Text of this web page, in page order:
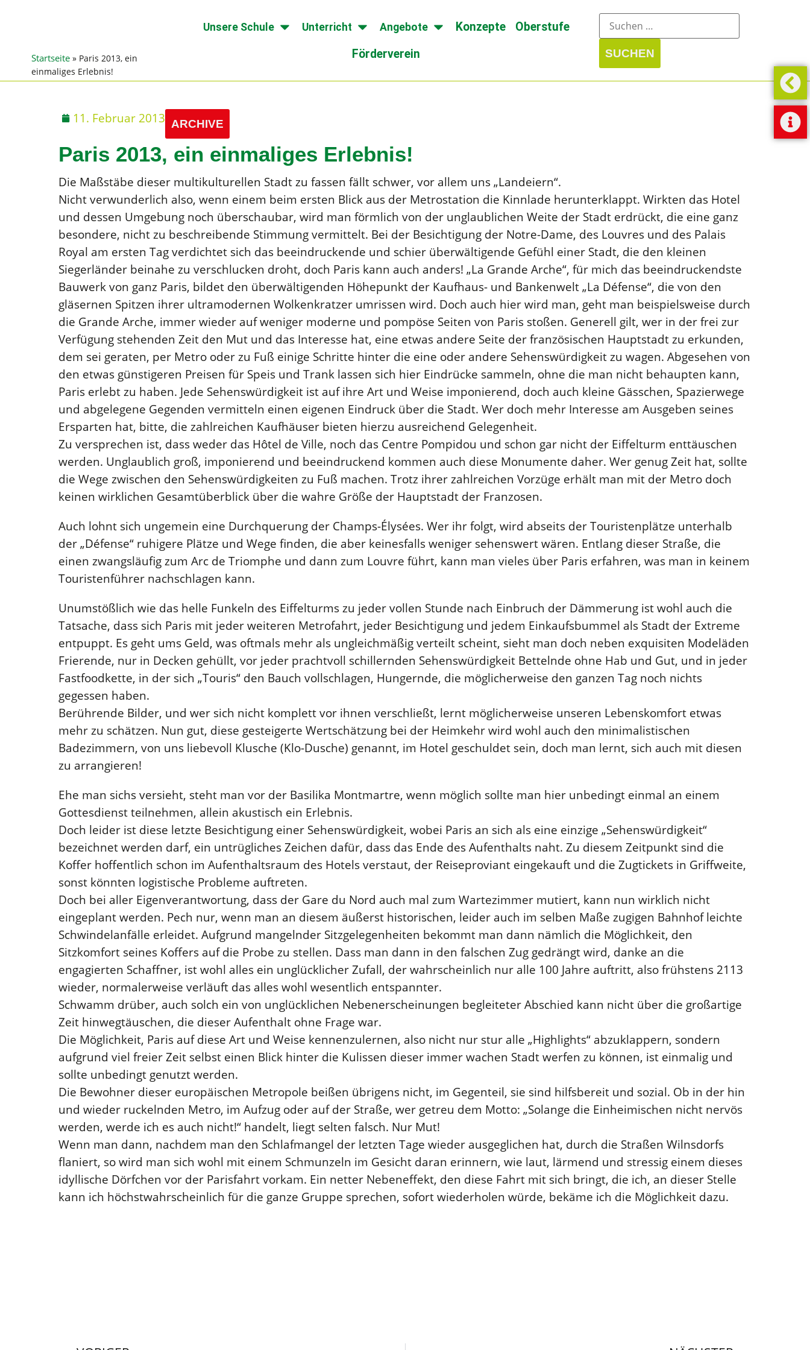
Startseite » Paris 2013, ein
einmaliges Erlebnis!
Unsere Schule Unterricht Angebote Konzepte
Oberstufe
Förderverein
11. Februar 2013 ARCHIVE
Paris 2013, ein einmaliges Erlebnis!
Die Maßstäbe dieser multikulturellen Stadt zu fassen fällt schwer, vor allem uns „Landeiern“.
Nicht verwunderlich also, wenn einem beim ersten Blick aus der Metrostation die Kinnlade herunterklappt. Wirkten das Hotel
und dessen Umgebung noch überschaubar, wird man förmlich von der unglaublichen Weite der Stadt erdrückt, die eine ganz
besondere, nicht zu beschreibende Stimmung vermittelt. Bei der Besichtigung der Notre-Dame, des Louvres und des Palais
Royal am ersten Tag verdichtet sich das beeindruckende und schier überwältigende Gefühl einer Stadt, die den kleinen
Siegerländer beinahe zu verschlucken droht, doch Paris kann auch anders! „La Grande Arche“, für mich das beeindruckendste
Bauwerk von ganz Paris, bildet den überwältigenden Höhepunkt der Kaufhaus- und Bankenwelt „La Défense“, die von den
gläsernen Spitzen ihrer ultramodernen Wolkenkratzer umrissen wird. Doch auch hier wird man, geht man beispielsweise durch
die Grande Arche, immer wieder auf weniger moderne und pompöse Seiten von Paris stoßen. Generell gilt, wer in der frei zur
Verfügung stehenden Zeit den Mut und das Interesse hat, eine etwas andere Seite der französischen Hauptstadt zu erkunden,
dem sei geraten, per Metro oder zu Fuß einige Schritte hinter die eine oder andere Sehenswürdigkeit zu wagen. Abgesehen von
den etwas günstigeren Preisen für Speis und Trank lassen sich hier Eindrücke sammeln, ohne die man nicht behaupten kann,
Paris erlebt zu haben. Jede Sehenswürdigkeit ist auf ihre Art und Weise imponierend, doch auch kleine Gässchen, Spazierwege
und abgelegene Gegenden vermitteln einen eigenen Eindruck über die Stadt. Wer doch mehr Interesse am Ausgeben seines
Ersparten hat, bitte, die zahlreichen Kaufhäuser bieten hierzu ausreichend Gelegenheit.
Zu versprechen ist, dass weder das Hôtel de Ville, noch das Centre Pompidou und schon gar nicht der Eiffelturm enttäuschen
werden. Unglaublich groß, imponierend und beeindruckend kommen auch diese Monumente daher. Wer genug Zeit hat, sollte
die Wege zwischen den Sehenswürdigkeiten zu Fuß machen. Trotz ihrer zahlreichen Vorzüge erhält man mit der Metro doch
keinen wirklichen Gesamtüberblick über die wahre Größe der Hauptstadt der Franzosen.
Auch lohnt sich ungemein eine Durchquerung der Champs-Élysées. Wer ihr folgt, wird abseits der Touristenplätze unterhalb
der „Défense“ ruhigere Plätze und Wege finden, die aber keinesfalls weniger sehenswert wären. Entlang dieser Straße, die
einen zwangsläufig zum Arc de Triomphe und dann zum Louvre führt, kann man vieles über Paris erfahren, was man in keinem
Touristenführer nachschlagen kann.
Unumstößlich wie das helle Funkeln des Eiffelturms zu jeder vollen Stunde nach Einbruch der Dämmerung ist wohl auch die
Tatsache, dass sich Paris mit jeder weiteren Metrofahrt, jeder Besichtigung und jedem Einkaufsbummel als Stadt der Extreme
entpuppt. Es geht ums Geld, was oftmals mehr als ungleichmäßig verteilt scheint, sieht man doch neben exquisiten Modeläden
Frierende, nur in Decken gehüllt, vor jeder prachtvoll schillernden Sehenswürdigkeit Bettelnde ohne Hab und Gut, und in jeder
Fastfoodkette, in der sich „Touris“ den Bauch vollschlagen, Hungernde, die möglicherweise den ganzen Tag noch nichts
gegessen haben.
Berührende Bilder, und wer sich nicht komplett vor ihnen verschließt, lernt möglicherweise unseren Lebenskomfort etwas
mehr zu schätzen. Nun gut, diese gesteigerte Wertschätzung bei der Heimkehr wird wohl auch den minimalistischen
Badezimmern, von uns liebevoll Klusche (Klo-Dusche) genannt, im Hotel geschuldet sein, doch man lernt, sich auch mit diesen
zu arrangieren!
Ehe man sichs versieht, steht man vor der Basilika Montmartre, wenn möglich sollte man hier unbedingt einmal an einem
Gottesdienst teilnehmen, allein akustisch ein Erlebnis.
Doch leider ist diese letzte Besichtigung einer Sehenswürdigkeit, wobei Paris an sich als eine einzige „Sehenswürdigkeit“
bezeichnet werden darf, ein untrügliches Zeichen dafür, dass das Ende des Aufenthalts naht. Zu diesem Zeitpunkt sind die
Koffer hoffentlich schon im Aufenthaltsraum des Hotels verstaut, der Reiseproviant eingekauft und die Zugtickets in Griffweite,
sonst könnten logistische Probleme auftreten.
Doch bei aller Eigenverantwortung, dass der Gare du Nord auch mal zum Wartezimmer mutiert, kann nun wirklich nicht
eingeplant werden. Pech nur, wenn man an diesem äußerst historischen, leider auch im selben Maße zugigen Bahnhof leichte
Schwindelanfälle erleidet. Aufgrund mangelnder Sitzgelegenheiten bekommt man dann nämlich die Möglichkeit, den
Sitzkomfort seines Koffers auf die Probe zu stellen. Dass man dann in den falschen Zug gedrängt wird, danke an die
engagierten Schaffner, ist wohl alles ein unglücklicher Zufall, der wahrscheinlich nur alle 100 Jahre auftritt, also frühstens 2113
wieder, normalerweise verläuft das alles wohl wesentlich entspannter.
Schwamm drüber, auch solch ein von unglücklichen Nebenerscheinungen begleiteter Abschied kann nicht über die großartige
Zeit hinwegtäuschen, die dieser Aufenthalt ohne Frage war.
Die Möglichkeit, Paris auf diese Art und Weise kennenzulernen, also nicht nur stur alle „Highlights“ abzuklappern, sondern
aufgrund viel freier Zeit selbst einen Blick hinter die Kulissen dieser immer wachen Stadt werfen zu können, ist einmalig und
sollte unbedingt genutzt werden.
Die Bewohner dieser europäischen Metropole beißen übrigens nicht, im Gegenteil, sie sind hilfsbereit und sozial. Ob in der hin
und wieder ruckelnden Metro, im Aufzug oder auf der Straße, wer getreu dem Motto: „Solange die Einheimischen nicht nervös
werden, werde ich es auch nicht!“ handelt, liegt selten falsch. Nur Mut!
Wenn man dann, nachdem man den Schlafmangel der letzten Tage wieder ausgeglichen hat, durch die Straßen Wilnsdorfs
flaniert, so wird man sich wohl mit einem Schmunzeln im Gesicht daran erinnern, wie laut, lärmend und stressig einem dieses
idyllische Dörfchen vor der Parisfahrt vorkam. Ein netter Nebeneffekt, den diese Fahrt mit sich bringt, die ich, an dieser Stelle
kann ich höchstwahrscheinlich für die ganze Gruppe sprechen, sofort wiederholen würde, bekäme ich die Möglichkeit dazu.